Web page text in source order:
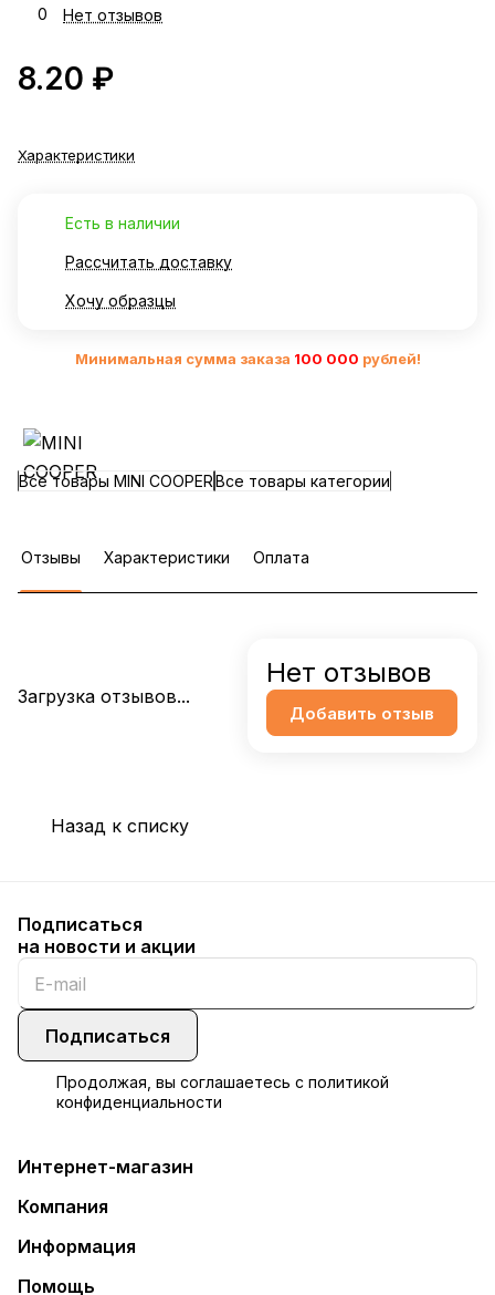
0 Нет отзывов
8.20 ₽
Характеристики
Есть в наличии
Рассчитать доставку
Хочу образцы
Минимальная сумма заказа 100 000 рублей!
Все товары MINI COOPERВсе товары категории
Отзывы Характеристики Оплата
Загрузка отзывов...
Нет отзывов
Добавить отзыв
Назад к списку
Подписаться
на новости и акции
Подписаться
Продолжая, вы соглашаетесь с политикой
конфиденциальности
Интернет-магазин
Компания
Информация
Помощь